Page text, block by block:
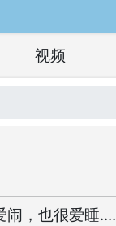
视频
，也很爱睡